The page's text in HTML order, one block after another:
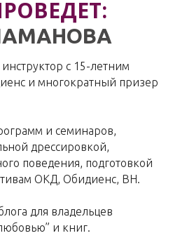
с 15-летним
и многократный призер
и семинаров,
дрессировкой,
поведения, подготовкой
ОКД, Обидиенс, ВН.
для владельцев
и книг.